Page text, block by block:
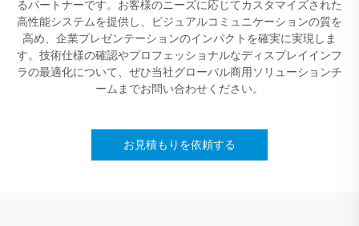
るパートナーです。お客様のニーズに応じてカスタマイズされた
高性能システムを提供し、ビジュアルコミュニケーションの質を
高め、企業プレゼンテーションのインパクトを確実に実現しま
す。技術仕様の確認やプロフェッショナルなディスプレイインフ
ラの最適化について、ぜひ当社グローバル商用ソリューションチ
ームまでお問い合わせください。
お見積もりを依頼する